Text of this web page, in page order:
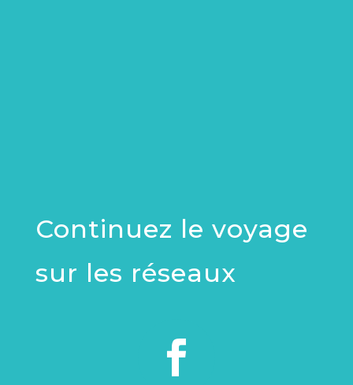
Continuez le voyage
sur les réseaux
